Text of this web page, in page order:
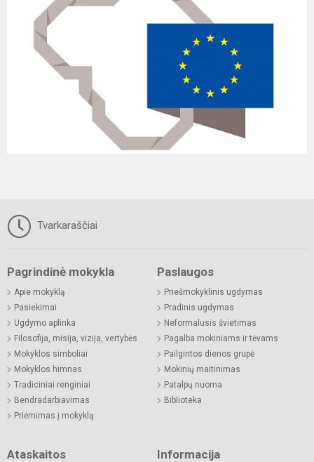
Tvarkaraščiai
Pagrindinė mokykla
Apie mokyklą
Pasiekimai
Ugdymo aplinka
Filosofija, misija, vizija, vertybės
Mokyklos simboliai
Mokyklos himnas
Tradiciniai renginiai
Bendradarbiavimas
Priėmimas į mokyklą
Paslaugos
Priešmokyklinis ugdymas
Pradinis ugdymas
Neformalusis švietimas
Pagalba mokiniams ir tėvams
Pailgintos dienos grupė
Mokinių maitinimas
Patalpų nuoma
Biblioteka
Ataskaitos Informacija